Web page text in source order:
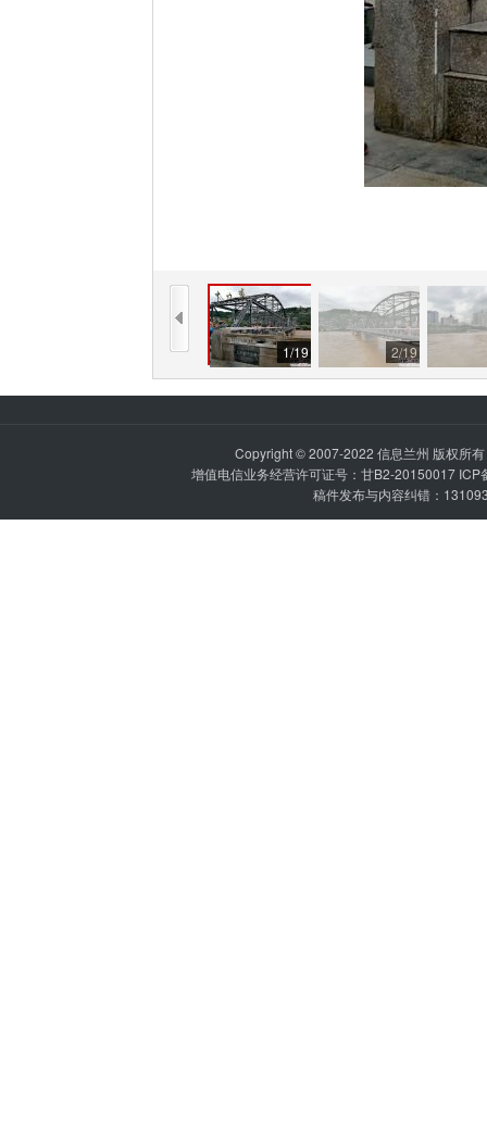
1/19 2/19
Copyright © 2007-2022 信息兰州 版权所
增值电信业务经营许可证号：甘B2-20150017 ICP
稿件发布与内容纠错：